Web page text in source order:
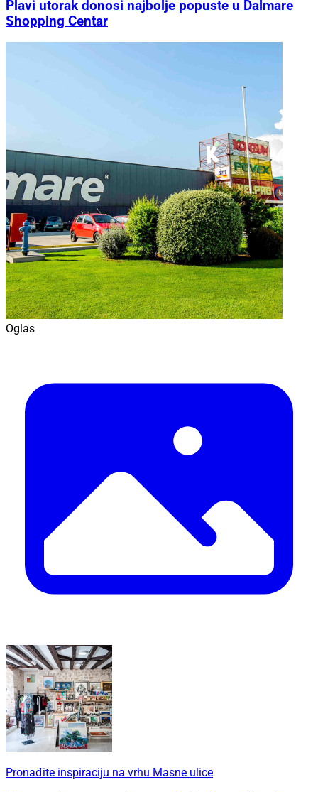
Plavi utorak donosi najbolje popuste u Dalmare
Shopping Centar
Oglas
Pronađite inspiraciju na vrhu Masne ulice